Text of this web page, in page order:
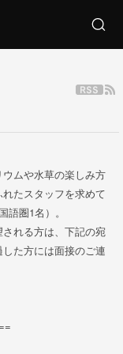
ムや水草の楽しみ方
たスタッフを求めて
圏1名）。
れる方は、下記の宛
た方には面接のご連